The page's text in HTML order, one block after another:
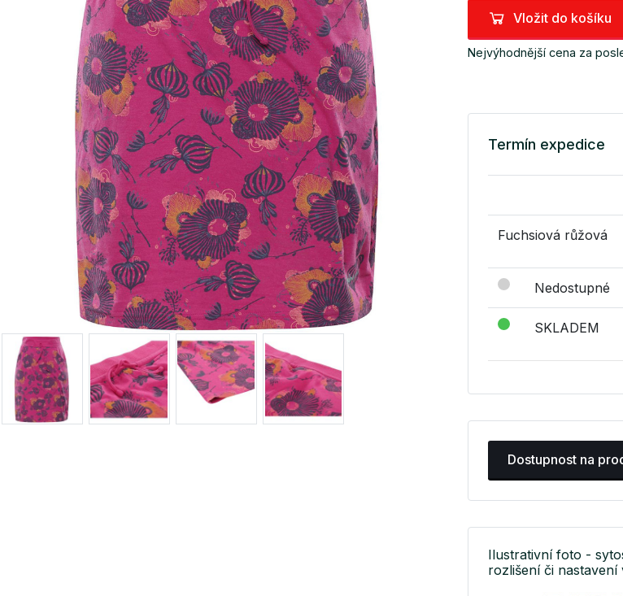
Vložit do košíku
Nejvýhodnější cena za
Termín expedice
Fuchsiová růžová
Nedostupné
SKLADEM
Dostupnost na
Ilustrativní foto -
rozlišení či